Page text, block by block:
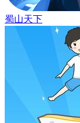
蜀山天下